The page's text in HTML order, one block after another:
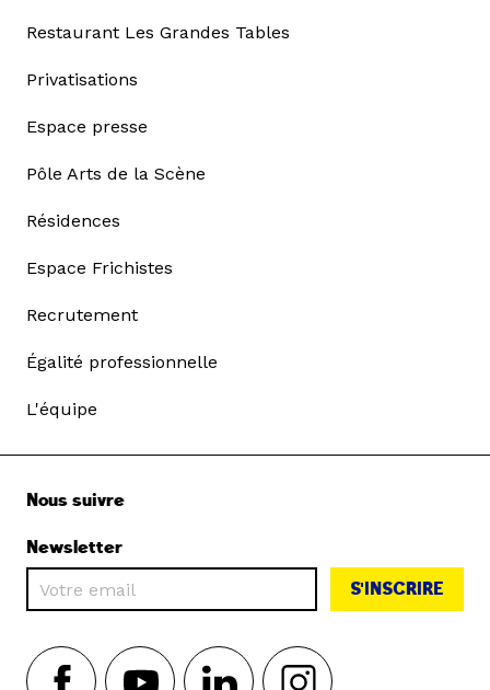
Restaurant Les Grandes Tables
Privatisations
Espace presse
Pôle Arts de la Scène
Résidences
Espace Frichistes
Recrutement
Égalité professionnelle
L'équipe
Nous suivre
Newsletter
S'INSCRIRE